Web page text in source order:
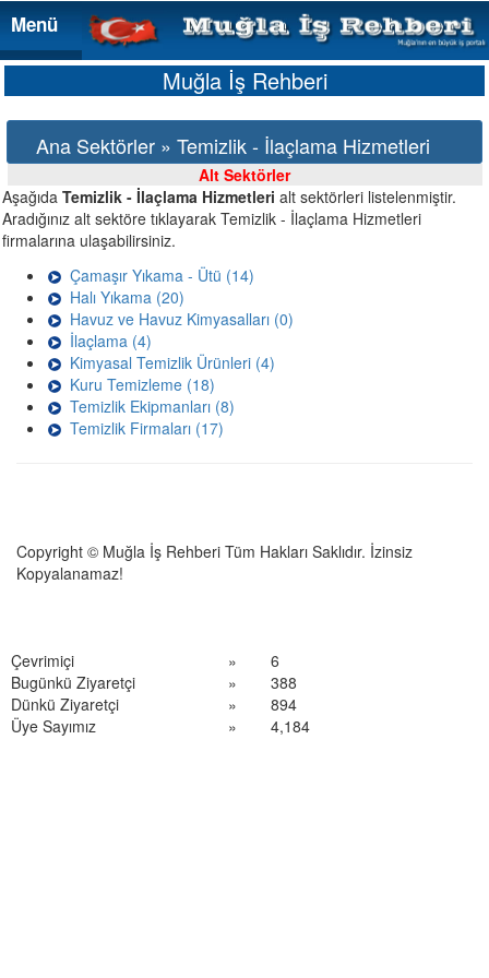
Menü
Menü
Muğla İş Rehberi
Ana Sektörler » Temizlik - İlaçlama Hizmetleri
Alt Sektörler
Aşağıda Temizlik - İlaçlama Hizmetleri alt sektörleri listelenmiştir.
Aradığınız alt sektöre tıklayarak Temizlik - İlaçlama Hizmetleri
firmalarına ulaşabilirsiniz.
Çamaşır Yıkama - Ütü (14)
Halı Yıkama (20)
Havuz ve Havuz Kimyasalları (0)
İlaçlama (4)
Kimyasal Temizlik Ürünleri (4)
Kuru Temizleme (18)
Temizlik Ekipmanları (8)
Temizlik Firmaları (17)
Copyright © Muğla İş Rehberi Tüm Hakları Saklıdır. İzinsiz
Kopyalanamaz!
Çevrimiçi »
6
Bugünkü Ziyaretçi
»
388
Dünkü Ziyaretçi
»
894
Üye Sayımız
» 4,184